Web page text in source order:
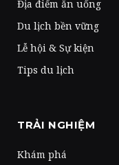
Địa điểm ăn uống
Du lịch bền vững
Lễ hội & Sự kiện
Tips du lịch
TRẢI NGHIỆM
Khám phá